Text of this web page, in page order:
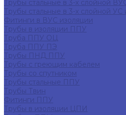
Трубы стальные в 3-х слойной
Трубы стальные в 3-х слойной УС
Фитинги в ВУС изоляции
Трубы в изоляции ППУ
Труба ППУ ОЦ
Труба ППУ ПЭ
Трубы ПНД ППУ
Трубы с греющим кабелем
Трубы со спутником
Трубы стальные ППУ
Трубы Твин
Фитинги ППУ
Трубы в изоляции ЦПИ